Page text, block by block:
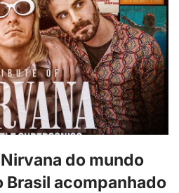
do mundo
Brasil acompanhado